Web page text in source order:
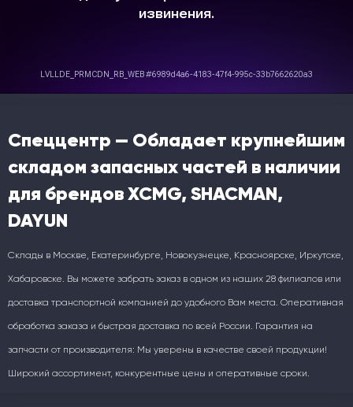
Спеццентр — Обладает крупнейшим
складом запасных частей в наличии
для брендов XCMG, SHACMAN,
DAYUN
Склады в Москве, Екатеринбурге, Новокузнецке, Красноярске, Иркутске,
Хабаровске. Вы можете забрать заказ в одном из наших 28 филиалов или
доставка транспортной компанией до удобного Вам места. Оперативная
обработка заказа и быстрая доставка по всей России. Гарантия на
запчасти от производителя: Мы уверены в качестве своей продукции!
Широкий ассортимент, конкурентные цены и оперативные сроки.